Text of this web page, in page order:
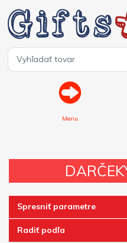
Menu
Spresniť parametre
Radiť podľa